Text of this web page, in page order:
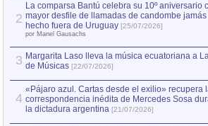
2
La comparsa Bantú celebra su 10º aniversario
mayor desfile de llamadas de candombe jamás
hecho fuera de Uruguay [25/07/2026]
por Manel Gausachs
3 Margarita Laso lleva la música ecuatoriana a
de Músicas [22/07/2026]
4
«Pájaro azul. Cartas desde el exilio» recupera
correspondencia inédita de Mercedes Sosa
la dictadura argentina [21/07/2026]